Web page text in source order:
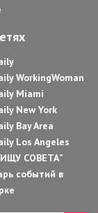
WorkingWoman
Miami
New York
Bay Area
Los Angeles
СОВЕТА”
событий в